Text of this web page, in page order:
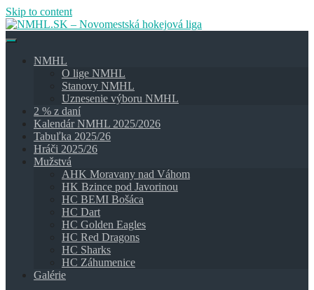
Skip to content
NMHL
O lige NMHL
Stanovy NMHL
Uznesenie výboru NMHL
2 % z daní
Kalendár NMHL 2025/2026
Tabuľka 2025/26
Hráči 2025/26
Mužstvá
AHK Moravany nad Váhom
HK Bzince pod Javorinou
HC BEMI Bošáca
HC Dart
HC Golden Eagles
HC Red Dragons
HC Sharks
HC Záhumenice
Galérie